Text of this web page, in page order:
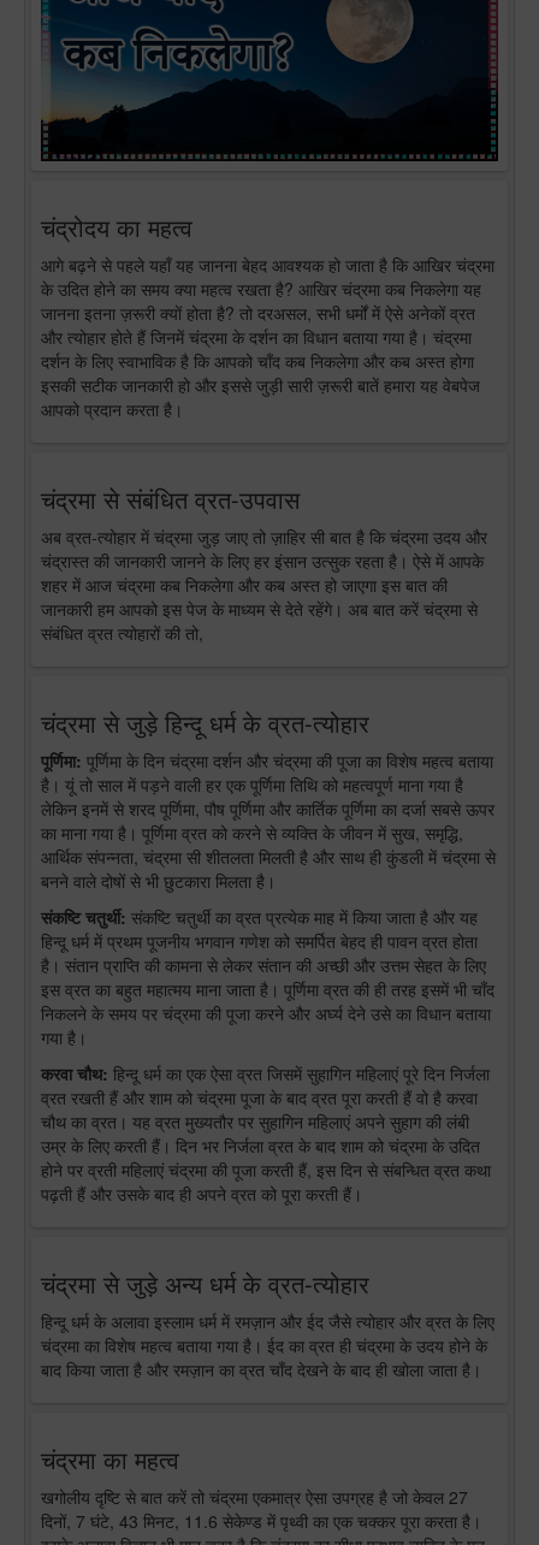
चंद्रोदय का महत्व
आगे बढ़ने से पहले यहाँ यह जानना बेहद आवश्यक हो जाता है कि आखिर चंद्रमा
के उदित होने का समय क्या महत्व रखता है? आखिर चंद्रमा कब निकलेगा यह
जानना इतना ज़रूरी क्यों होता है? तो दरअसल, सभी धर्मों में ऐसे अनेकों व्रत
और त्योहार होते हैं जिनमें चंद्रमा के दर्शन का विधान बताया गया है। चंद्रमा
दर्शन के लिए स्वाभाविक है कि आपको चाँद कब निकलेगा और कब अस्त होगा
इसकी सटीक जानकारी हो और इससे जुड़ी सारी ज़रूरी बातें हमारा यह वेबपेज
आपको प्रदान करता है।
चंद्रमा से संबंधित व्रत-उपवास
अब व्रत-त्योहार में चंद्रमा जुड़ जाए तो ज़ाहिर सी बात है कि चंद्रमा उदय और
चंद्रास्त की जानकारी जानने के लिए हर इंसान उत्सुक रहता है। ऐसे में आपके
शहर में आज चंद्रमा कब निकलेगा और कब अस्त हो जाएगा इस बात की
जानकारी हम आपको इस पेज के माध्यम से देते रहेंगे। अब बात करें चंद्रमा से
संबंधित व्रत त्योहारों की तो,
चंद्रमा से जुड़े हिन्दू धर्म के व्रत-त्योहार
पूर्णिमा: पूर्णिमा के दिन चंद्रमा दर्शन और चंद्रमा की पूजा का विशेष महत्व बताया
है। यूं तो साल में पड़ने वाली हर एक पूर्णिमा तिथि को महत्वपूर्ण माना गया है
लेकिन इनमें से शरद पूर्णिमा, पौष पूर्णिमा और कार्तिक पूर्णिमा का दर्जा सबसे ऊपर
का माना गया है। पूर्णिमा व्रत को करने से व्यक्ति के जीवन में सुख, समृद्धि,
आर्थिक संपन्नता, चंद्रमा सी शीतलता मिलती है और साथ ही कुंडली में चंद्रमा से
बनने वाले दोषों से भी छुटकारा मिलता है।
संकष्टि चतुर्थी: संकष्टि चतुर्थी का व्रत प्रत्येक माह में किया जाता है और यह
हिन्दू धर्म में प्रथम पूजनीय भगवान गणेश को समर्पित बेहद ही पावन व्रत होता
है। संतान प्राप्ति की कामना से लेकर संतान की अच्छी और उत्तम सेहत के लिए
इस व्रत का बहुत महात्मय माना जाता है। पूर्णिमा व्रत की ही तरह इसमें भी चाँद
निकलने के समय पर चंद्रमा की पूजा करने और अर्घ्य देने उसे का विधान बताया
गया है।
करवा चौथ: हिन्दू धर्म का एक ऐसा व्रत जिसमें सुहागिन महिलाएं पूरे दिन निर्जला
व्रत रखती हैं और शाम को चंद्रमा पूजा के बाद व्रत पूरा करती हैं वो है करवा
चौथ का व्रत। यह व्रत मुख्यतौर पर सुहागिन महिलाएं अपने सुहाग की लंबी
उम्र के लिए करती हैं। दिन भर निर्जला व्रत के बाद शाम को चंद्रमा के उदित
होने पर व्रती महिलाएं चंद्रमा की पूजा करती हैं, इस दिन से संबन्धित व्रत कथा
पढ़ती हैं और उसके बाद ही अपने व्रत को पूरा करती हैं।
चंद्रमा से जुड़े अन्य धर्म के व्रत-त्योहार
हिन्दू धर्म के अलावा इस्लाम धर्म में रमज़ान और ईद जैसे त्योहार और व्रत के लिए
चंद्रमा का विशेष महत्व बताया गया है। ईद का व्रत ही चंद्रमा के उदय होने के
बाद किया जाता है और रमज़ान का व्रत चाँद देखने के बाद ही खोला जाता है।
चंद्रमा का महत्व
खगोलीय दृष्टि से बात करें तो चंद्रमा एकमात्र ऐसा उपग्रह है जो केवल 27
दिनों, 7 घंटे, 43 मिनट, 11.6 सेकेण्ड में पृथ्वी का एक चक्कर पूरा करता है।